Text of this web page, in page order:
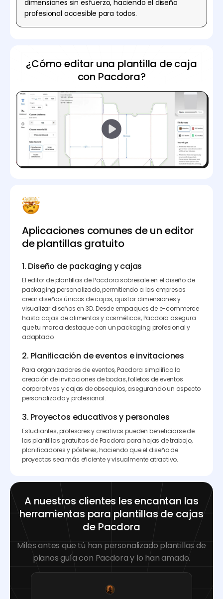
dimensiones sin esfuerzo, haciendo el diseño
profesional accesible para todos.
¿Cómo editar una plantilla de caja
con Pacdora?
Aplicaciones comunes de un editor
de plantillas gratuito
1. Diseño de packaging y cajas
El editor de plantillas de Pacdora sobresale en el diseño de
packaging personalizado, permitiendo a las empresas
crear diseños únicos de cajas, ajustar dimensiones y
visualizar diseños en 3D. Desde empaques de e-commerce
hasta cajas de alimentos y cosméticos, Pacdora asegura
que tu marca destaque con un packaging profesional y
adaptado.
2. Planificación de eventos e invitaciones
Para organizadores de eventos, Pacdora simplifica la
creación de invitaciones de bodas, folletos de eventos
corporativos y cajas de obsequios, asegurando un aspecto
personalizado y profesional.
3. Proyectos educativos y personales
Estudiantes, profesores y creativos pueden beneficiarse de
las plantillas gratuitas de Pacdora para hojas de trabajo,
planificadores y pósteres, haciendo que el diseño de
proyectos sea más eficiente y visualmente atractivo.
A nuestros clientes les encantan las
herramientas para plantillas de cajas
de Pacdora
Miles antes que tú han personalizado plantillas de
planos guía con Pacdora y lo han amado.